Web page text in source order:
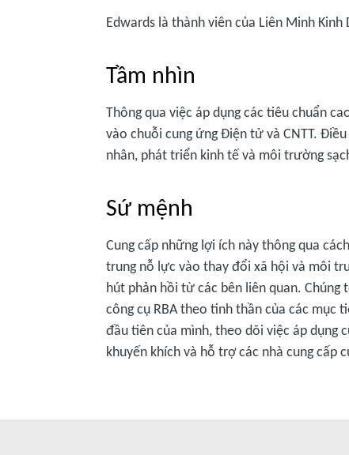
Edwards là thành viên của Liên Minh
Tầm nhìn
Thông qua việc áp dụng các tiêu chuẩn
vào chuỗi cung ứng Điện tử và CNTT.
nhân, phát triển kinh tế và môi trường
Sứ mệnh
Cung cấp những lợi ích này thông qua
trung nỗ lực vào thay đổi xã hội và môi
hút phản hồi từ các bên liên quan.
công cụ RBA theo tinh thần của các mục
đầu tiên của mình, theo dõi việc áp dụng
khuyến khích và hỗ trợ các nhà cung cấp